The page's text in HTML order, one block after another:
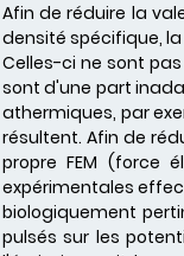
Afin de réduire la
densité spécifique,
Celles-ci ne sont
sont d'une part
athermiques, par
résultent. Afin de
propre FEM (force
expérimentales
biologiquement
pulsés sur les